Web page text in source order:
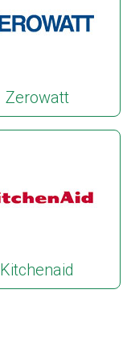
Zerowatt
Kitchenaid